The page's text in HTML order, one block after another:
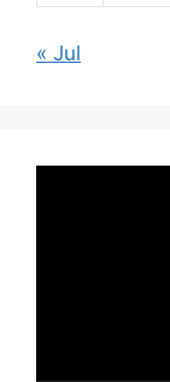
« Jul